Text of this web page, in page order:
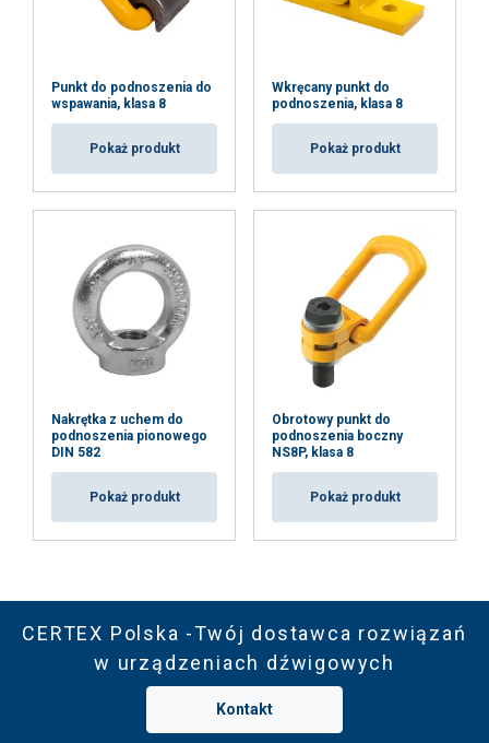
Punkt do podnoszenia do
wspawania, klasa 8
Pokaż produkt
Wkręcany punkt do
podnoszenia, klasa 8
Pokaż produkt
Nakrętka z uchem do
podnoszenia pionowego
DIN 582
Pokaż produkt
Obrotowy punkt do
podnoszenia boczny
NS8P, klasa 8
Pokaż produkt
CERTEX Polska -Twój dostawca rozwiązań
w urządzeniach dźwigowych
Kontakt